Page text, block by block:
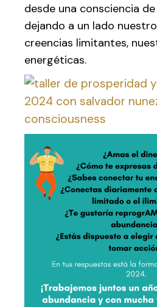
desde una consciencia
dejando a un lado
creencias limitantes,
energéticas.